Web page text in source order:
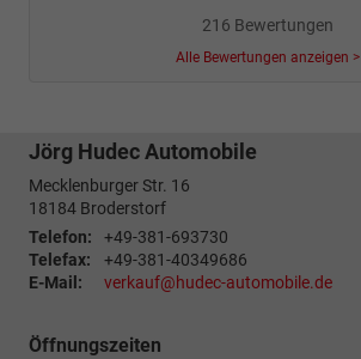
216 Bewertungen
Alle Bewertungen anzeigen >
Jörg Hudec Automobile
Mecklenburger Str. 16
18184 Broderstorf
Telefon:
+49-381-693730
Telefax:
+49-381-40349686
E-Mail:
verkauf@hudec-automobile.de
Öffnungszeiten